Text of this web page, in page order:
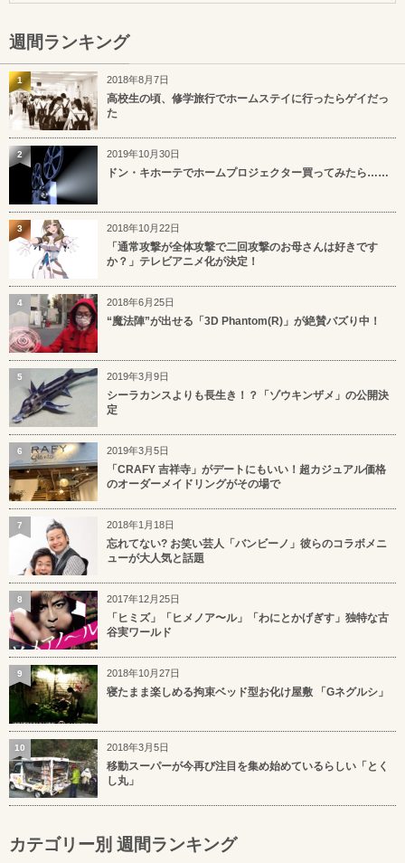
週間ランキング
2018年8月7日
高校生の頃、修学旅行でホームステイに行ったらゲイだっ
た
1
2019年10月30日
ドン・キホーテでホームプロジェクター買ってみたら……
2
2018年10月22日
「通常攻撃が全体攻撃で二回攻撃のお母さんは好きです
か？」テレビアニメ化が決定！
3
2018年6月25日
“魔法陣”が出せる「3D Phantom(R)」が絶賛バズり中！
4
2019年3月9日
シーラカンスよりも長生き！？「ゾウキンザメ」の公開決
定
5
2019年3月5日
「CRAFY 吉祥寺」がデートにもいい！超カジュアル価格
のオーダーメイドリングがその場で
6
2018年1月18日
忘れてない? お笑い芸人「バンビーノ」彼らのコラボメニ
ューが大人気と話題
7
2017年12月25日
「ヒミズ」「ヒメノア〜ル」「わにとかげぎす」独特な古
谷実ワールド
8
2018年10月27日
寝たまま楽しめる拘束ベッド型お化け屋敷 「Gネグルシ」
9
2018年3月5日
移動スーパーが今再び注目を集め始めているらしい「とく
し丸」
10
カテゴリー別 週間ランキング